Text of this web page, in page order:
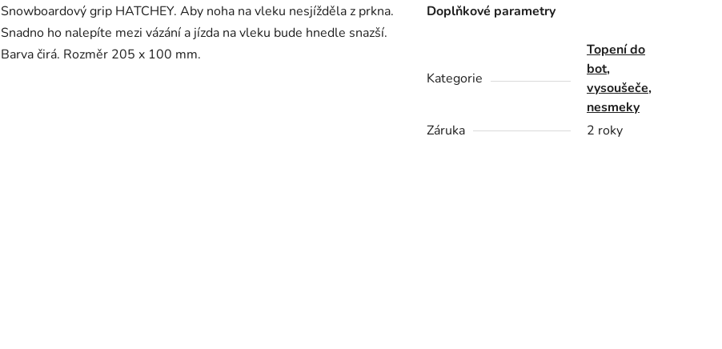
Snowboardový grip HATCHEY. Aby noha na vleku nesjížděla z prkna.
Snadno ho nalepíte mezi vázání a jízda na vleku bude hnedle snazší.
Barva čirá. Rozměr 205 x 100 mm.
Doplňkové parametry
Kategorie
Topení do
bot,
vysoušeče,
nesmeky
Záruka
2 roky